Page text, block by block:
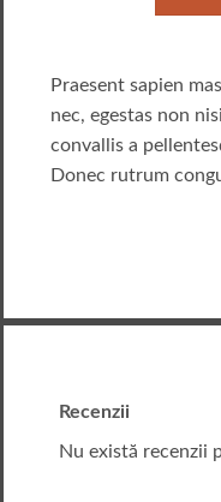
Praesent sapien
nec, egestas non
convallis a
Donec rutrum
Recenzii
Nu există recenzii